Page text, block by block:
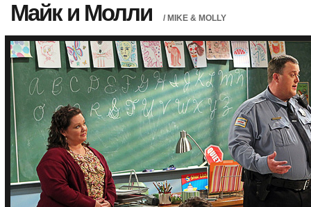
Майк и Молли / MIKE & MOLLY